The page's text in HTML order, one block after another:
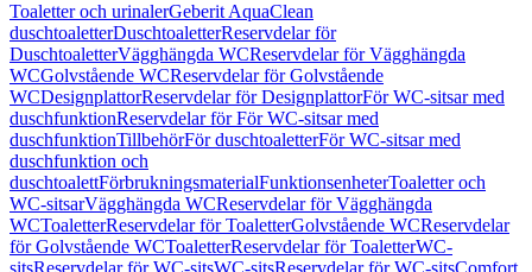
Toaletter och urinalerGeberit AquaClean
duschtoaletterDuschtoaletterReservdelar för
DuschtoaletterVägghängda WCReservdelar för Vägghängda
WCGolvstående WCReservdelar för Golvstående
WCDesignplattorReservdelar för DesignplattorFör WC-sitsar med
duschfunktionReservdelar för För WC-sitsar med
duschfunktionTillbehörFör duschtoaletterFör WC-sitsar med
duschfunktion och
duschtoalettFörbrukningsmaterialFunktionsenheterToaletter och
WC-sitsarVägghängda WCReservdelar för Vägghängda
WCToaletterReservdelar för ToaletterGolvstående WCReservdelar
för Golvstående WCToaletterReservdelar för ToaletterWC-
sitsReservdelar för WC-sitsWC-sitsReservdelar för WC-sitsComfort